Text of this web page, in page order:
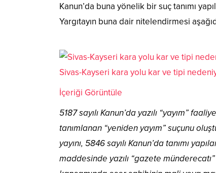
Kanun’da buna yönelik bir suç tanımı
Yargıtayın buna dair nitelendirmesi
Sivas-Kayseri kara yolu kar ve tipi
İçeriği Görüntüle
5187 sayılı Kanun’da yazılı “yayım”
tanımlanan “yeniden yayım” suçunu
yayını, 5846 sayılı Kanun’da tanımı
maddesinde yazılı “gazete